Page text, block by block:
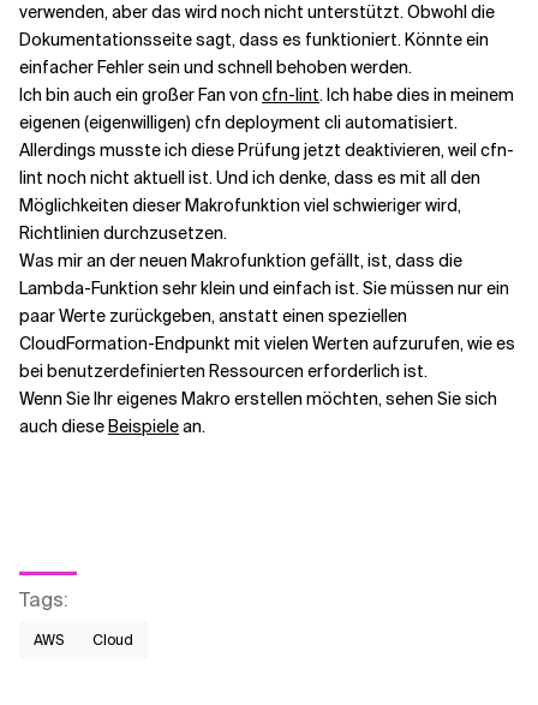
verwenden, aber das wird noch nicht unterstützt. Obwohl die
Dokumentationsseite sagt, dass es funktioniert. Könnte ein
einfacher Fehler sein und schnell behoben werden.
Ich bin auch ein großer Fan von cfn-lint. Ich habe dies in meinem
eigenen (eigenwilligen) cfn deployment cli automatisiert.
Allerdings musste ich diese Prüfung jetzt deaktivieren, weil cfn-
lint noch nicht aktuell ist. Und ich denke, dass es mit all den
Möglichkeiten dieser Makrofunktion viel schwieriger wird,
Richtlinien durchzusetzen.
Was mir an der neuen Makrofunktion gefällt, ist, dass die
Lambda-Funktion sehr klein und einfach ist. Sie müssen nur ein
paar Werte zurückgeben, anstatt einen speziellen
CloudFormation-Endpunkt mit vielen Werten aufzurufen, wie es
bei benutzerdefinierten Ressourcen erforderlich ist.
Wenn Sie Ihr eigenes Makro erstellen möchten, sehen Sie sich
auch dieseBeispielean.
Tags:
AWS​ Cloud